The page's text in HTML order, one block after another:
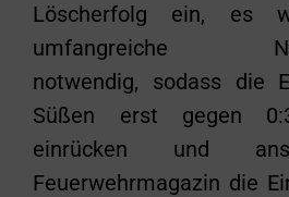
Löscherfolg ein, es
umfangreiche
notwendig, sodass die
Süßen erst gegen
einrücken und
Feuerwehrmagazin die